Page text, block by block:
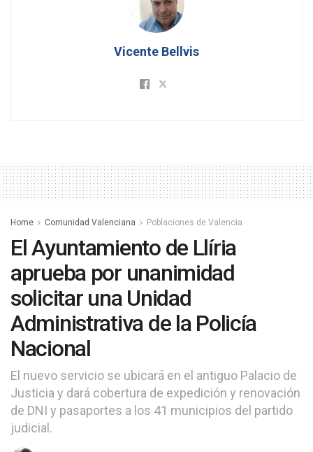
Vicente Bellvis
Home Comunidad Valenciana Poblaciones de Valencia
El Ayuntamiento de Llíria
aprueba por unanimidad
solicitar una Unidad
Administrativa de la Policía
Nacional
El nuevo servicio se ubicará en el antiguo Palacio de
Justicia y dará cobertura de expedición y renovación
de DNI y pasaportes a los 41 municipios del partido
judicial.